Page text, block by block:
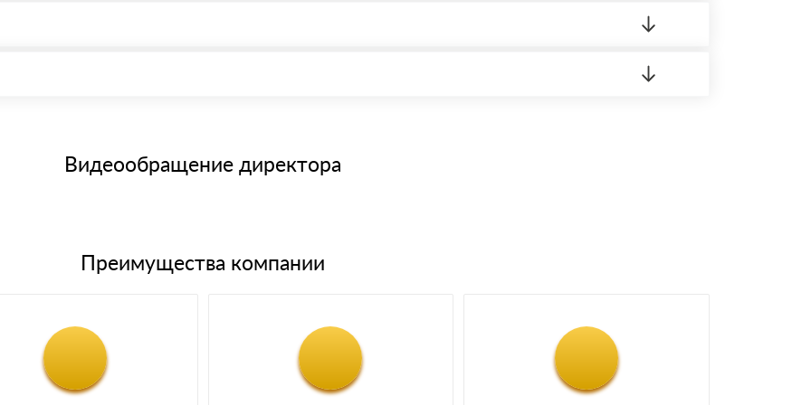
через системы электронных платежей.
банковским картам
материала после проверки качества и количества заказанного материала.
Видеообращение директора
Преимущества компании